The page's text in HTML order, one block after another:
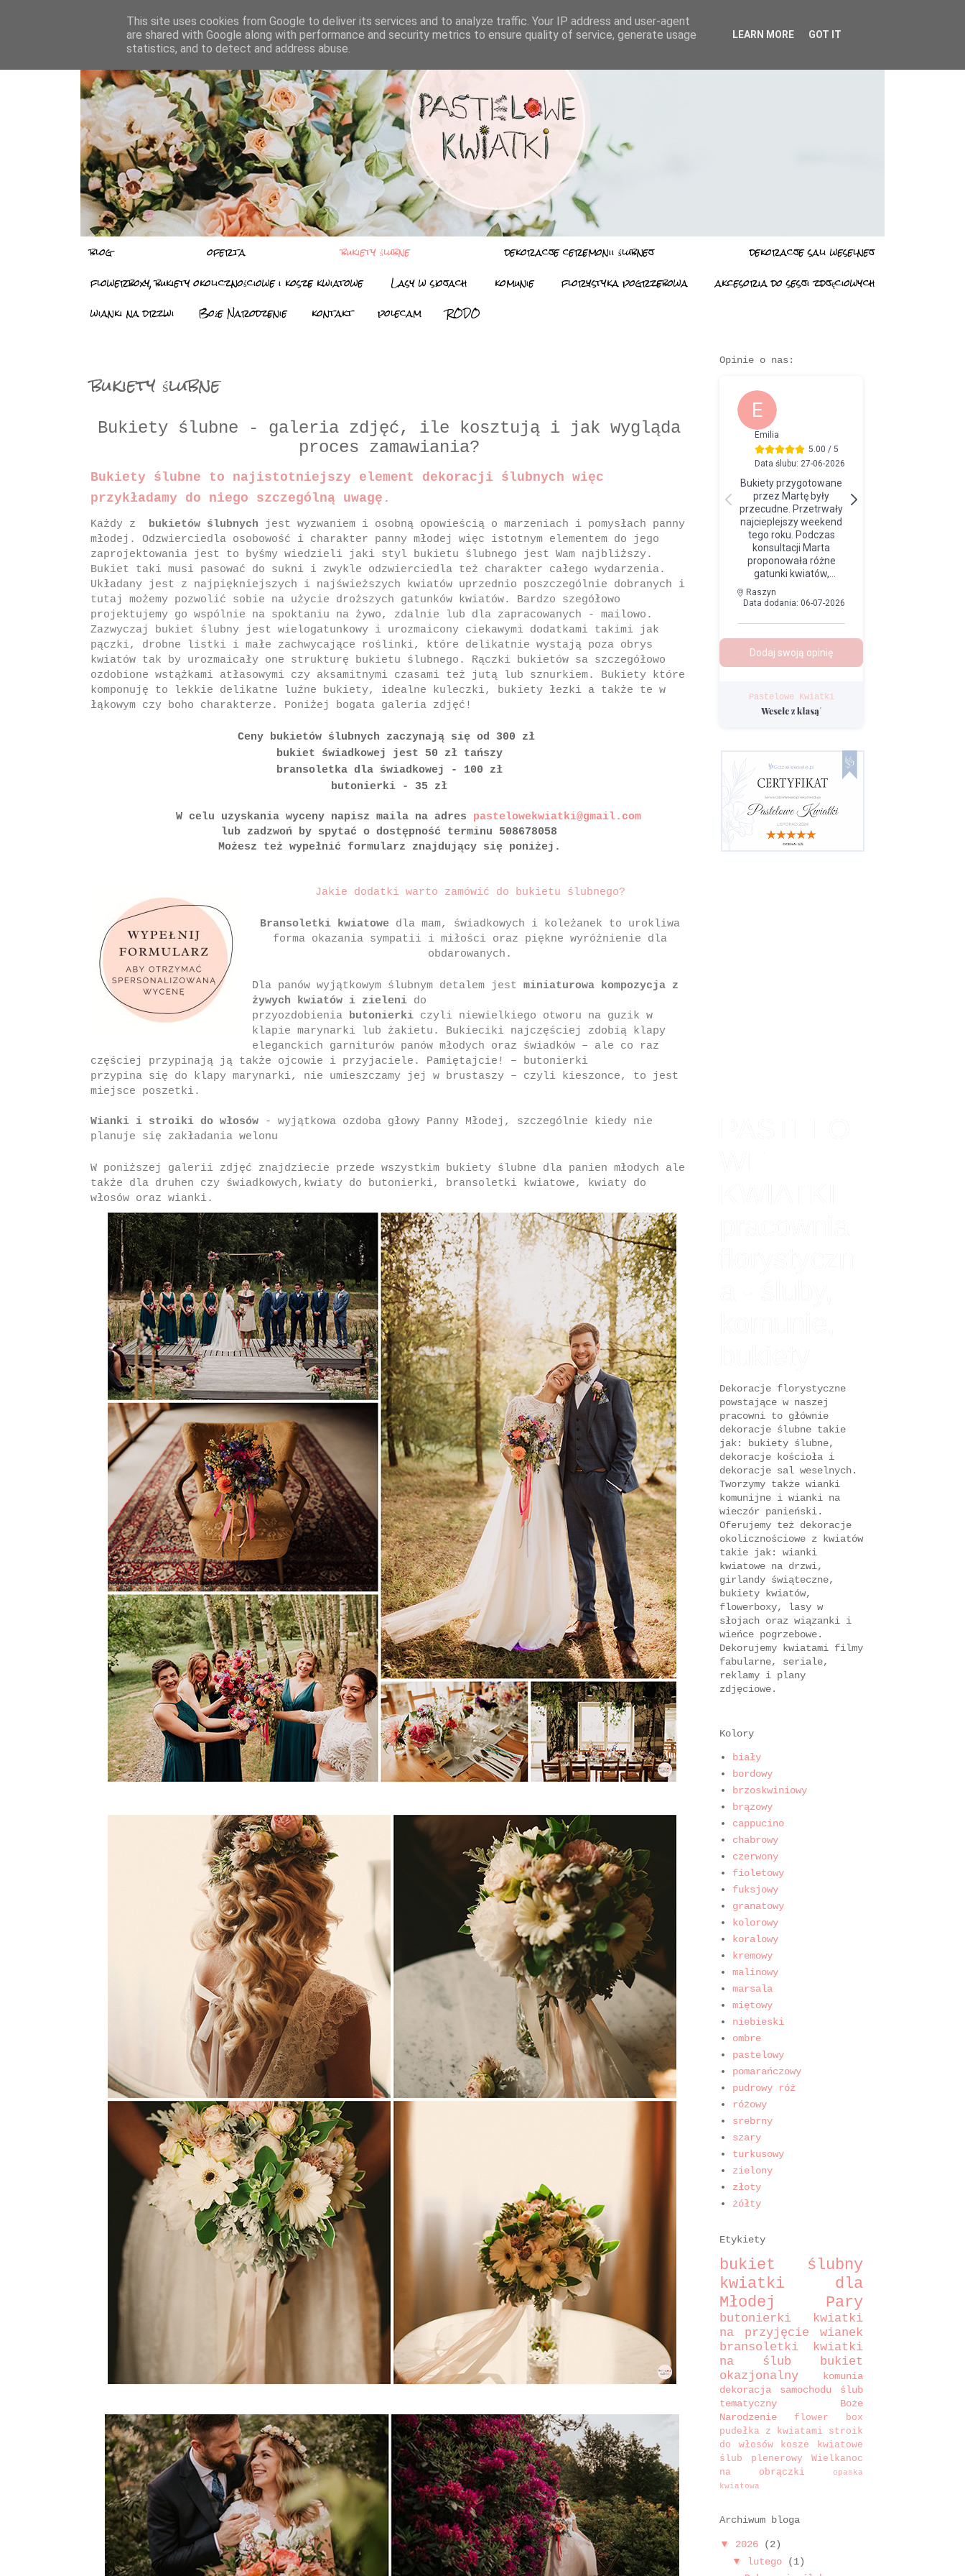
blog oferta bukiety ślubne dekoracje ceremonii ślubnej
dekoracje sali weselnej
flowerboxy, bukiety okolicznościowe i kosze kwiatowe
Lasy w słojach komunie florystyka pogrzebowa
akcesoria do sesji zdjęciowych
wianki na drzwi
Boże Narodzenie kontakt polecam RODO
bukiety ślubne
Bukiety ślubne - galeria zdjęć, ile kosztują i jak wygląda
proces zamawiania?
Bukiety ślubne to najistotniejszy element dekoracji ślubnych więc
przykładamy do niego szczególną uwagę.
Każdy z bukietów ślubnych jest wyzwaniem i osobną opowieścią o marzeniach i pomysłach panny
młodej. Odzwierciedla osobowość i charakter panny młodej więc istotnym elementem do jego
zaprojektowania jest to byśmy wiedzieli jaki styl bukietu ślubnego jest Wam najbliższy.
Bukiet taki musi pasować do sukni i zwykle odzwierciedla też charakter całego wydarzenia.
Układany jest z najpiękniejszych i najświeższych kwiatów uprzednio poszczególnie dobranych i
tutaj możemy pozwolić sobie na użycie droższych gatunków kwiatów. Bardzo szegółowo
projektujemy go wspólnie na spoktaniu na żywo, zdalnie lub dla zapracowanych - mailowo.
Zazwyczaj bukiet ślubny jest wielogatunkowy i urozmaicony ciekawymi dodatkami takimi jak
pączki, drobne listki i małe zachwycające roślinki, które delikatnie wystają poza obrys
kwiatów tak by urozmaicały one strukturę bukietu ślubnego. Rączki bukietów sa szczegółowo
ozdobione wstążkami atłasowymi czy aksamitnymi czasami też jutą lub sznurkiem. Bukiety które
komponuję to lekkie delikatne luźne bukiety, idealne kuleczki, bukiety łezki a także te w
łąkowym czy boho charakterze. Poniżej bogata galeria zdjęć!
Ceny bukietów ślubnych zaczynają się od 300 zł
bukiet świadkowej jest 50 zł tańszy
bransoletka dla świadkowej - 100 zł
butonierki - 35 zł
W celu uzyskania wyceny napisz maila na adres pastelowekwiatki@gmail.com
lub zadzwoń by spytać o dostępność terminu 508678058
Możesz też wypełnić formularz znajdujący się poniżej.
Jakie dodatki warto zamówić do bukietu ślubnego?
Bransoletki kwiatowe dla mam, świadkowych i koleżanek to urokliwa
forma okazania sympatii i miłości oraz piękne wyróżnienie dla
obdarowanych.
Dla panów wyjątkowym ślubnym detalem jestminiaturowa kompozycja z
żywych kwiatów i zieleni do
przyozdobienia butonierki czyli niewielkiego otworu na guzik w
klapie marynarki lub żakietu. Bukieciki najczęściej zdobią klapy
eleganckich garniturów panów młodych oraz świadków – ale co raz
częściej przypinają ją także ojcowie i przyjaciele. Pamiętajcie! – butonierki
przypina się do klapy marynarki, nie umieszczamy jej w brustaszy – czyli kieszonce, to jest
miejsce poszetki.
Wianki i stroiki do włosów - wyjątkowa ozdoba głowy Panny Młodej, szczególnie kiedy nie
planuje się zakładania welonu
W poniższej galerii zdjęć znajdziecie przede wszystkim bukiety ślubne dla panien młodych ale
także dla druhen czy świadkowych,kwiaty do butonierki, bransoletki kwiatowe, kwiaty do
włosów oraz wianki.
Opinie o nas:
Pastelowe Kwiatki
Dekoracje florystyczne
powstające w naszej
pracowni to głównie
dekoracje ślubne takie
jak: bukiety ślubne,
dekoracje kościoła i
dekoracje sal weselnych.
Tworzymy także wianki
komunijne i wianki na
wieczór panieński.
Oferujemy też dekoracje
okolicznościowe z kwiatów
takie jak: wianki
kwiatowe na drzwi,
girlandy świąteczne,
bukiety kwiatów,
flowerboxy, lasy w
słojach oraz wiązanki i
wieńce pogrzebowe.
Dekorujemy kwiatami filmy
fabularne, seriale,
reklamy i plany
zdjęciowe.
Kolory
biały
bordowy
brzoskwiniowy
brązowy
cappucino
chabrowy
czerwony
fioletowy
fuksjowy
granatowy
kolorowy
koralowy
kremowy
malinowy
marsala
miętowy
niebieski
ombre
pastelowy
pomarańczowy
pudrowy róż
różowy
srebrny
szary
turkusowy
zielony
złoty
żółty
Etykiety
bukiet ślubny
kwiatki dla
Młodej Pary
butonierki
kwiatki
na przyjęcie wianek
bransoletki
kwiatki
na ślub
bukiet
okazjonalny
komunia
dekoracja samochodu ślub
tematyczny Boże
Narodzenie
flower box
pudełka z kwiatami stroik
do włosów
kosze kwiatowe
ślub plenerowy Wielkanoc
na obrączki
opaska
kwiatowa
Archiwum bloga
▼ 2026
(2)
▼
lutego
(1)
This site uses cookies from Google to deliver its services and to analyze traffic. Your IP address and user-agent
are shared with Google along with performance and security metrics to ensure quality of service, generate usage
statistics, and to detect and address abuse.
LEARN MORE GOT IT